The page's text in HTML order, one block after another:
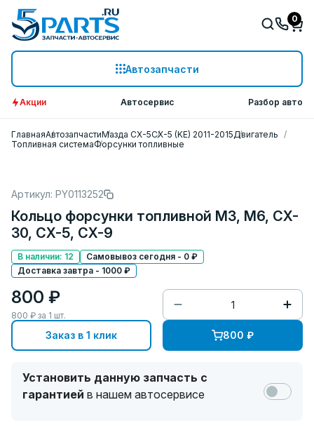
Автозапчасти
0
Акции Автосервис Разбор авто
ГлавнаяАвтозапчастиМазда СХ-5CX-5 (KE) 2011-2015Двигатель
Топливная системаФорсунки топливные
Артикул: PY0113252
Кольцо форсунки топливной M3, M6, CX-
30, CX-5, CX-9
В наличии: 12
Самовывоз сегодня - 0 ₽
Доставка завтра - 1000 ₽
800 ₽
800 ₽ за 1 шт.
Заказ в 1 клик 800 ₽
Установить данную запчасть с
гарантией в нашем автосервисе